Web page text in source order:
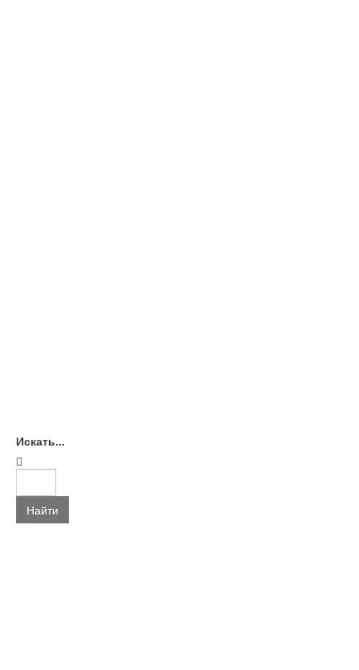
Искать...
Найти